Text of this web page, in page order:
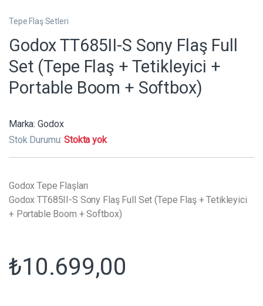
Tepe Flaş Setleri
Godox TT685II-S Sony Flaş Full
Set (Tepe Flaş + Tetikleyici +
Portable Boom + Softbox)
Marka: Godox
Stok Durumu:Stokta yok
Godox Tepe Flaşları
Godox TT685II-S Sony Flaş Full Set (Tepe Flaş + Tetikleyici
+ Portable Boom + Softbox)
₺10.699,00